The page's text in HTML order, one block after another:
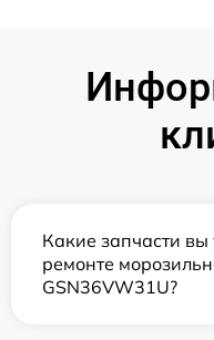
Какие запчасти вы
ремонте
GSN36VW31U?